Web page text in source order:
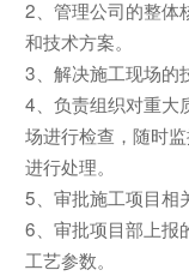
2、管理公司的整体
和技术方案。
3、解决施工现场的
4、负责组织对重大
场进行检查，随时
进行处理。
5、审批施工项目相
6、审批项目部上报
工艺参数。